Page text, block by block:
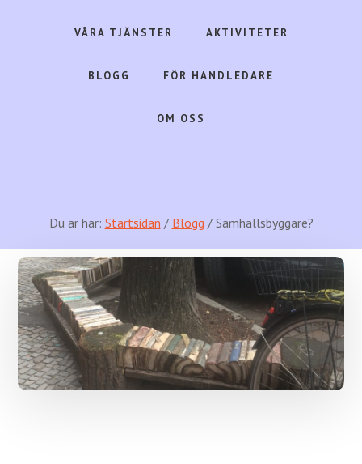
livskraft
organisation
VÅRA TJÄNSTER AKTIVITETER
BLOGG FÖR HANDLEDARE
OM OSS
Du är här: Startsidan / Blogg / Samhällsbyggare?